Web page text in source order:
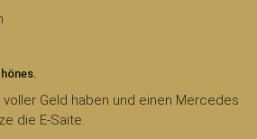
Geld haben und einen Mercedes
die E-Saite.